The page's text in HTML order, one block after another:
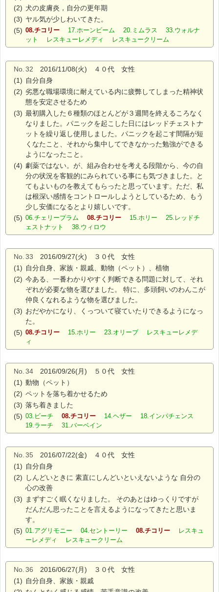
(2) 犬の皮膚炎，自分の更年期
(3) ヤル気が少しわいてきた。
(5) 08.チコリー
17.ホーンビーム 20.ミムラス 33.ウォルナ
ット レスキューレメディ レスキュークリーム
No. 32 2016/11/08(火) ４０代 女性
(1) 自分自身
(2) 劣悪な職場環境に耐えている内に疲弊してしまった精神状
態を安定させるため
(3) 最初購入した６種類のほとんどが３週間を終えるころなく
なりました。パニックを起こした日にはレッドチェストナ
ットを繰り返し使用しました。パニックを起こす間隔が短
くなたこと、それから集中してできなかった勉強ができる
ようになったこと。
(4) 劇薬ではない。が、組み合わせを考える段階から、今の自
分の状況を客観的にみられている事にも気づきました。と
てもよいものを教えてもらったと思っています。ただ、私
は根深い感情をコントロールしようとしているため、もう
少し安価になるとより嬉しいです。
(5) 06.チェリープラム 08.チコリー
15.ホリー 25.レッドチ
ェストナット 38.ウィロウ
No. 33 2016/09/27(火) ３０代 女性
(1) 自分自身、家族・親戚、動物（ペット）、植物
(2) 今ある、一番わかりやすく判断できる問題に対して、それ
ぞれが必要な物を選びました。 特に、多頭飼いのわんこが
仲良くなれるような物を選びました。
(3) おだやかになり、くっついて寝ていたりできるようになっ
た。
(5) 08.チコリー
15.ホリー 23.オリーブ レスキューレメデ
ィ
No. 34 2016/09/26(月) ５０代 女性
(1) 動物（ペット）
(2) ペットを落ち着かせるため
(3) 落ち着きました
(5) 03.ビーチ 08.チコリー
14.ヘザー 18.インパチェンス
19.ラーチ 31.バーベイン
No. 35 2016/07/22(金) ４０代 女性
(1) 自分自身
(2)
しんどいときに 素直にしんどいといえないような 自分の
心の改善
(3)
まずすごく眠くなりました。 そのあとはゆっくりですが
だんだん思ったことを言えるようになってきたと思いま
す。
(5) 01.アグリモニー 04.セントーリー 08.チコリー
レスキュ
ーレメディ レスキュークリーム
No. 36 2016/06/27(月) ３０代 女性
(1) 自分自身、家族・親戚